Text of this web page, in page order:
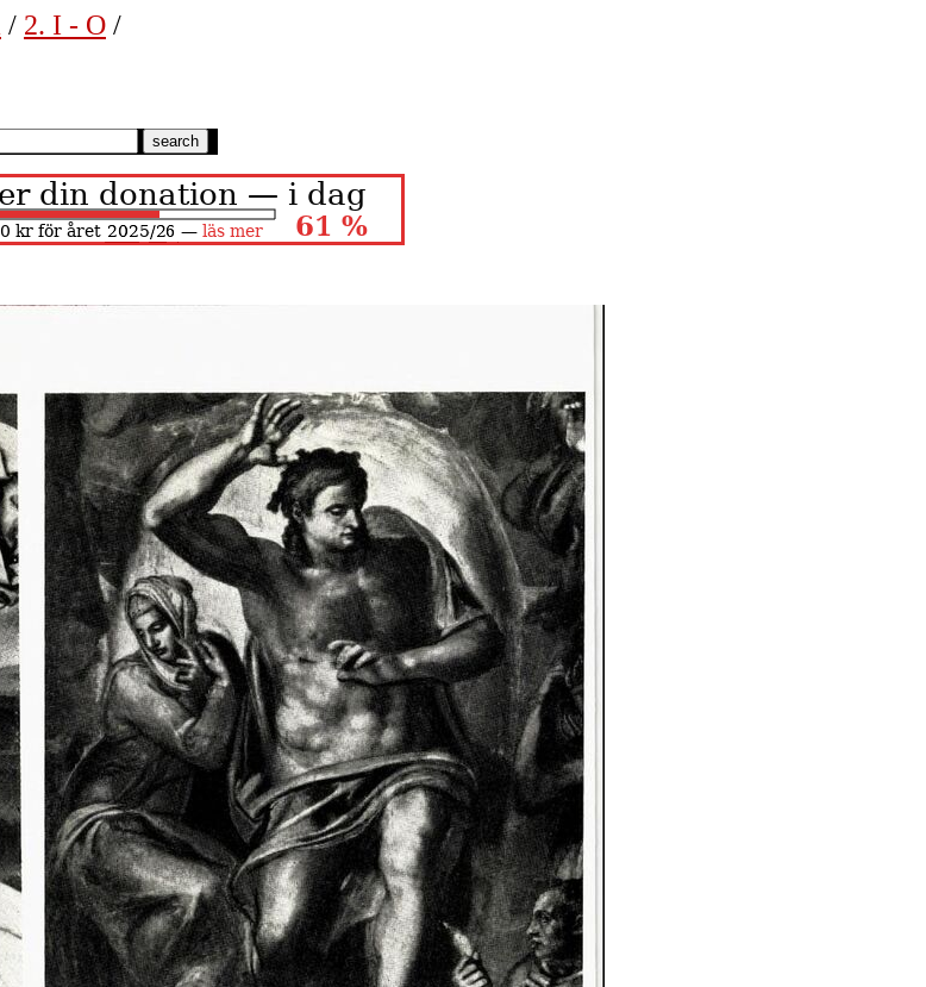
/ 2. I - O /